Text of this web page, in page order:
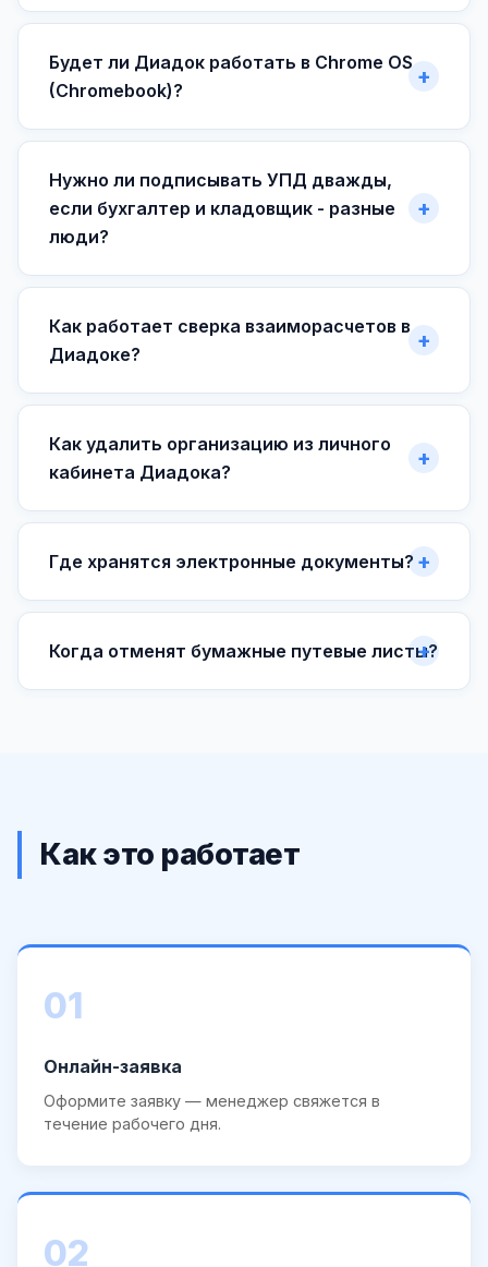
Будет ли Диадок работать в Chrome OS
(Chromebook)?
Нужно ли подписывать УПД дважды,
если бухгалтер и кладовщик - разные
люди?
Как работает сверка взаиморасчетов в
Диадоке?
Как удалить организацию из личного
кабинета Диадока?
Где хранятся электронные документы?
Когда отменят бумажные путевые листы?
Как это работает
01
Онлайн-заявка
Оформите заявку — менеджер свяжется в
течение рабочего дня.
02